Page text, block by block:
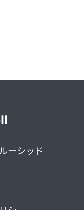
ーシッド